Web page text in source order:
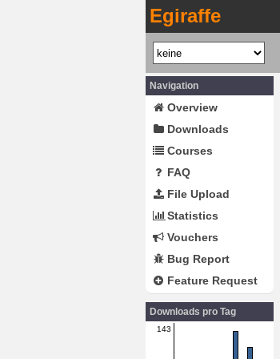
Egiraffe
Navigation
Overview
Downloads
Courses
FAQ
File Upload
Statistics
Vouchers
Bug Report
Feature Request
Downloads pro Tag
143